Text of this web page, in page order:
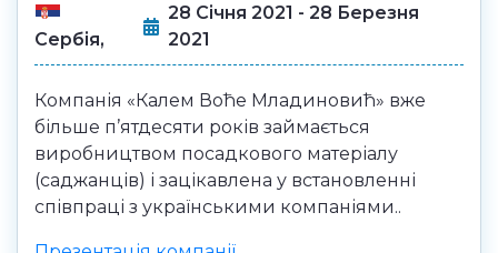
Сербія,
28 Січня 2021 - 28 Березня
2021
Компанія «Калем Воће Младиновић» вже
більше п’ятдесяти років займається
виробництвом посадкового матеріалу
(саджанців) і зацікавлена у встановленні
співпраці з українськими компаніями..